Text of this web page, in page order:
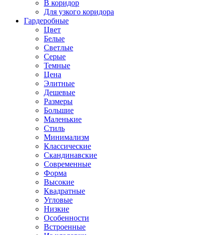
В коридор
Для узкого коридора
Гардеробные
Цвет
Белые
Светлые
Серые
Темные
Цена
Элитные
Дешевые
Размеры
Большие
Маленькие
Стиль
Минимализм
Классические
Скандинавские
Современные
Форма
Высокие
Квадратные
Угловые
Низкие
Особенности
Встроенные